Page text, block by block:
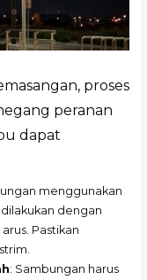
proses
peranan
dapat
menggunakan
dengan
Pastikan
: Sambungan harus